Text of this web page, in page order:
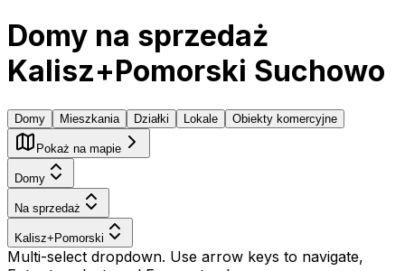
Domy na sprzedaż
Kalisz+Pomorski Suchowo
Domy Mieszkania Działki Lokale Obiekty komercyjne
Pokaż na mapie
Domy
Na sprzedaż
Kalisz+Pomorski
Multi-select dropdown. Use arrow keys to navigate,